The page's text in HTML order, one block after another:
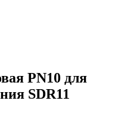
PN10 для
SDR11